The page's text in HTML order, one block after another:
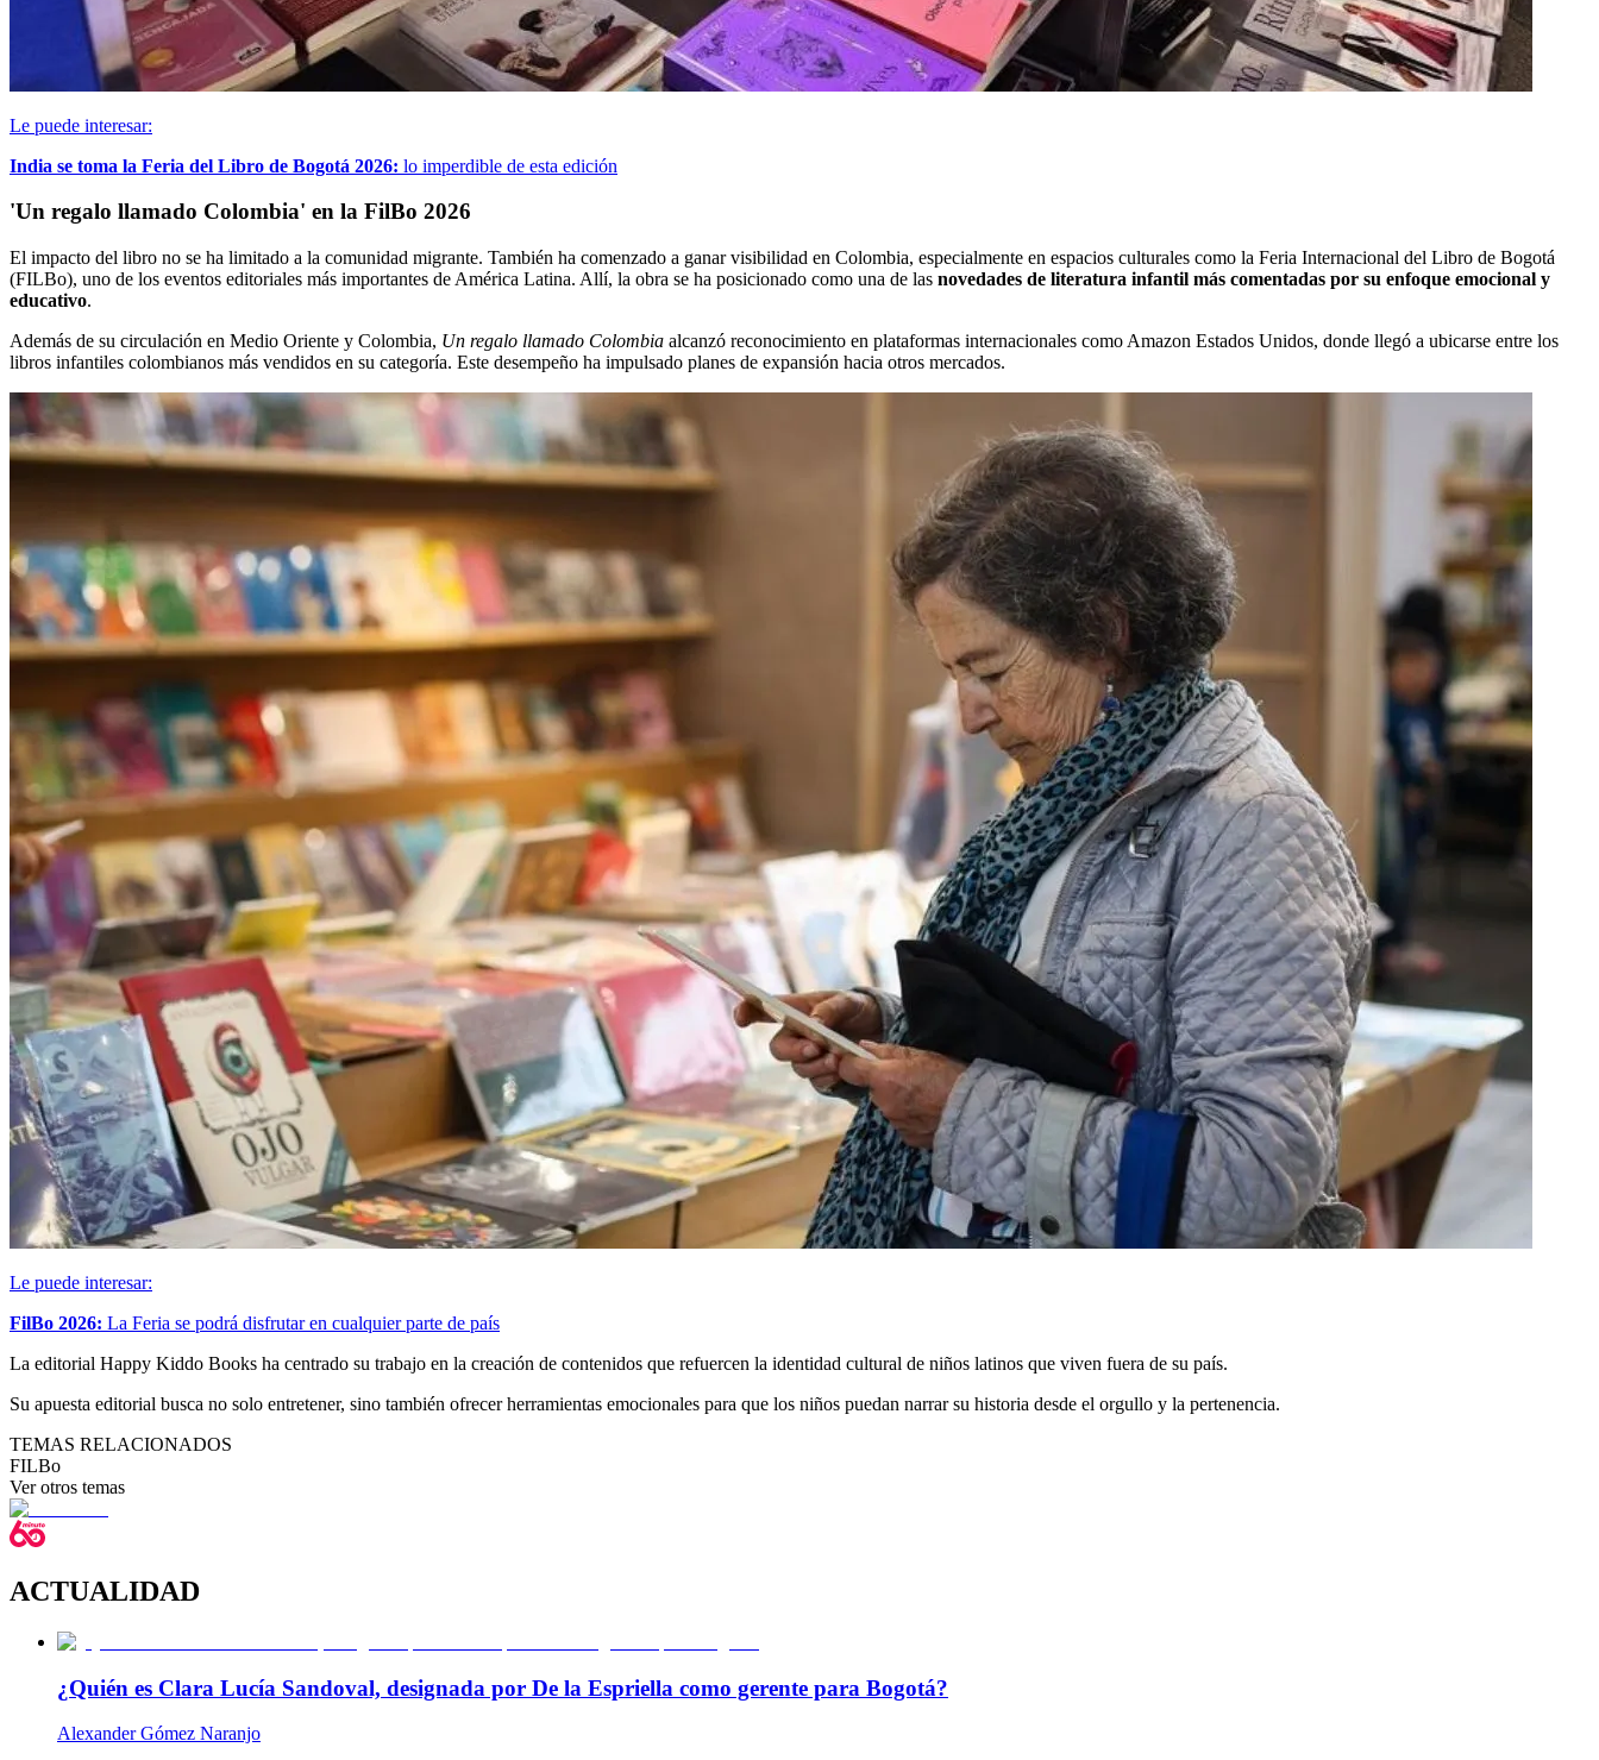
Le puede interesar:
India se toma la Feria del Libro de Bogotá 2026: lo imperdible de esta edición
'Un regalo llamado Colombia' en la FilBo 2026
El impacto del libro no se ha limitado a la comunidad migrante. También ha comenzado a ganar visibilidad en Colombia, especialmente en espacios culturales como la Feria Internacional del Libro de Bogotá
(FILBo), uno de los eventos editoriales más importantes de América Latina. Allí, la obra se ha posicionado como una de las novedades de literatura infantil más comentadas por su enfoque emocional y
educativo.
Además de su circulación en Medio Oriente y Colombia, Un regalo llamado Colombia alcanzó reconocimiento en plataformas internacionales como Amazon Estados Unidos, donde llegó a ubicarse entre los
libros infantiles colombianos más vendidos en su categoría. Este desempeño ha impulsado planes de expansión hacia otros mercados.
Le puede interesar:
FilBo 2026: La Feria se podrá disfrutar en cualquier parte de país
La editorial Happy Kiddo Books ha centrado su trabajo en la creación de contenidos que refuercen la identidad cultural de niños latinos que viven fuera de su país.
Su apuesta editorial busca no solo entretener, sino también ofrecer herramientas emocionales para que los niños puedan narrar su historia desde el orgullo y la pertenencia.
TEMAS RELACIONADOS
FILBo
Ver otros temas
ACTUALIDAD
¿Quién es Clara Lucía Sandoval, designada por De la Espriella como gerente para Bogotá?
Alexander Gómez Naranjo